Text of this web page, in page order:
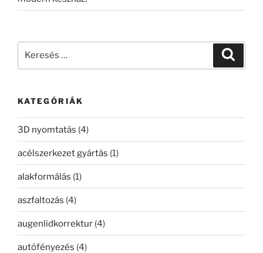
KATEGÓRIÁK
3D nyomtatás (4)
acélszerkezet gyártás (1)
alakformálás (1)
aszfaltozás (4)
augenlidkorrektur (4)
autófényezés (4)